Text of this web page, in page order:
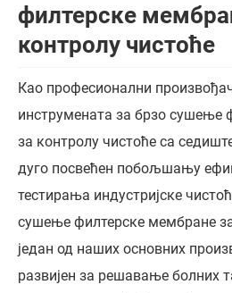
филтерске
контролу чистоће
Као професионални
инструмената за брзо сушење
за контролу чистоће са
дуго посвећен побољшању
тестирања индустријске
сушење филтерске мембране
један од наших основних
развијен за решавање болних